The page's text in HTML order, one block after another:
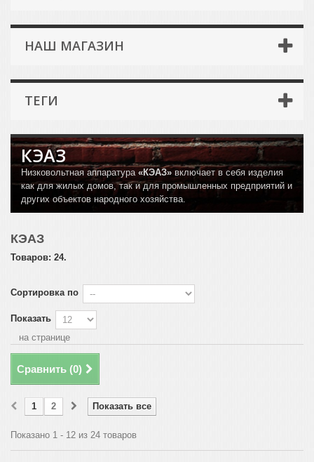
НАШ МАГАЗИН
ТЕГИ
КЭАЗ
Низковольтная аппаратура «КЭАЗ» включает в себя изделия
как для жилых домов, так и для промышленных предприятий и
других объектов народного хозяйства.
КЭАЗ
Товаров: 24.
Сортировка по
Показать
на странице
Сравнить (0)
Показать все
1 2
Показано 1 - 12 из 24 товаров